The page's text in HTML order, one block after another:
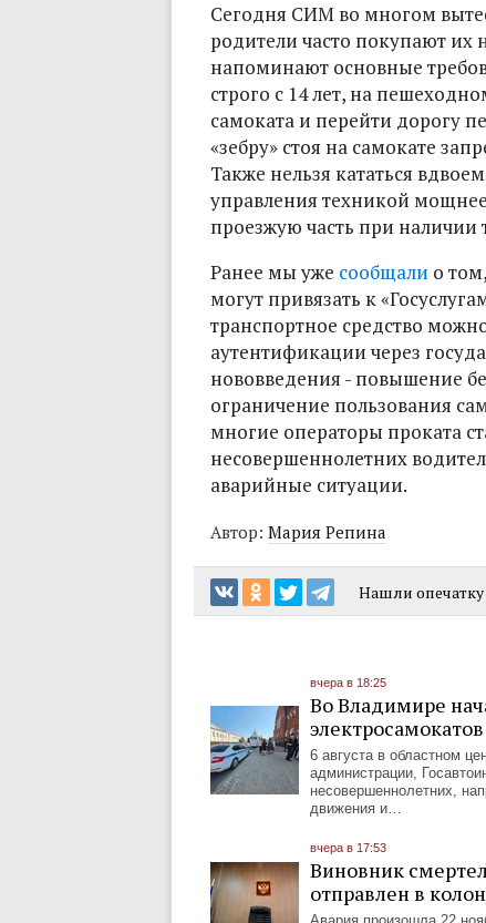
Сегодня СИМ во многом
родители часто покупают
напоминают основные
строго с 14 лет, на
самоката и перейти дорогу
«зебру» стоя на самокате
Также нельзя кататься
управления техникой
проезжую часть при наличии
Ранее мы уже сообщали о
могут привязать к
транспортное средство
аутентификации через
нововведения - повышение
ограничение пользования
многие операторы проката
несовершеннолетних
аварийные ситуации.
Автор: Мария Репина
Нашли опечатку
вчера в 18:25
Во Владимире
электросамокатов
6 августа в областном
администрации,
несовершеннолетних,
движения и…
вчера в 17:53
Виновник
отправлен в